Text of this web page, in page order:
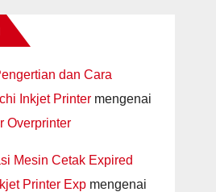
dan Cara
Inkjet Printer mengenai
Overprinter
Mesin Cetak Expired
Printer Exp mengenai